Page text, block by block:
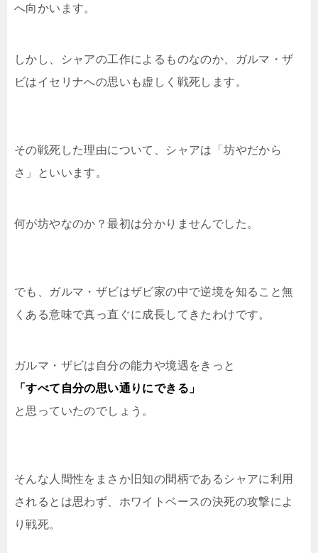
へ向かいます。
しかし、シャアの工作によるものなのか、ガルマ・ザ
ビはイセリナへの思いも虚しく戦死します。
その戦死した理由について、シャアは「坊やだから
さ」といいます。
何が坊やなのか？最初は分かりませんでした。
でも、ガルマ・ザビはザビ家の中で逆境を知ること無
くある意味で真っ直ぐに成長してきたわけです。
ガルマ・ザビは自分の能力や境遇をきっと
「すべて自分の思い通りにできる」
と思っていたのでしょう。
そんな人間性をまさか旧知の間柄であるシャアに利用
されるとは思わず、ホワイトベースの決死の攻撃によ
り戦死。